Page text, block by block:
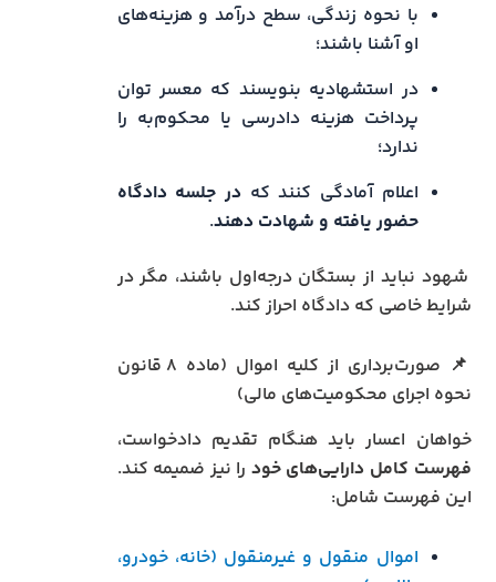
با نحوه زندگی، سطح درآمد و هزینه‌های
او آشنا باشند؛
در استشهادیه بنویسند که معسر توان
پرداخت هزینه دادرسی یا محکوم‌به را
ندارد؛
اعلام آمادگی کنند کهدر جلسه دادگاه
حضور یافته و شهادت دهند.
شهود نباید از بستگان درجه‌اول باشند، مگر در
شرایط خاصی که دادگاه احراز کند.
📌 صورت‌برداری از کلیه اموال (ماده ۸ قانون
نحوه اجرای محکومیت‌های مالی)
خواهان اعسار باید هنگام تقدیم دادخواست،
فهرست کامل دارایی‌های خود را نیز ضمیمه کند.
این فهرست شامل:
اموال منقول و غیرمنقول (خانه، خودرو،